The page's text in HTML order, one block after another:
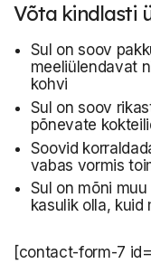
[contact-form-7
Võta kindlasti
Sul on soov
meeliülendavat
kohvi
Sul on soov
põnevate
Soovid
vabas vormis
Sul on mõni
kasulik olla, kuid